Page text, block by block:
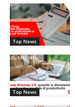
Top News
Top News